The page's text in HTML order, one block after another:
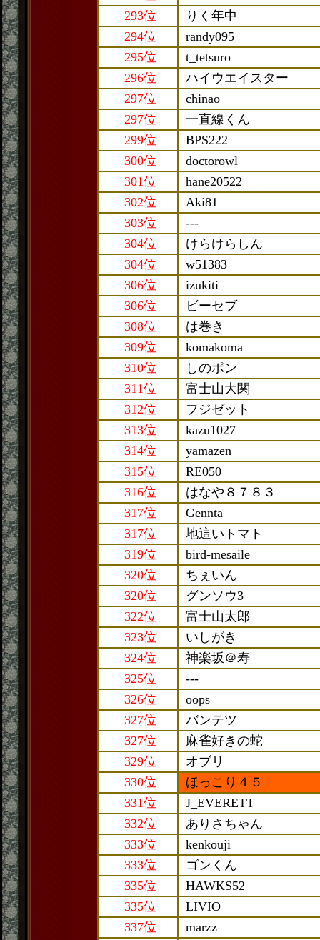
293位
りく年中
294位
randy095
295位
t_tetsuro
296位
ハイウエイスター
297位
chinao
297位
一直線くん
299位
BPS222
300位
doctorowl
301位
hane20522
302位
Aki81
303位
---
304位
けらけらしん
304位
w51383
306位
izukiti
306位
ビーセブ
308位
は巻き
309位
komakoma
310位
しのポン
311位
富士山大関
312位
フジゼット
313位
kazu1027
314位
yamazen
315位
RE050
316位
はなや８７８３
317位
Gennta
317位
地這いトマト
319位
bird-mesaile
320位
ちぇいん
320位
グンソウ3
322位
富士山太郎
323位
いしがき
324位
神楽坂＠寿
325位
---
326位
oops
327位
バンテツ
327位
麻雀好きの蛇
329位
オブリ
330位
ほっこり４５
331位
J_EVERETT
332位
ありさちゃん
333位
kenkouji
333位
ゴンくん
335位
HAWKS52
335位
LIVIO
337位
marzz